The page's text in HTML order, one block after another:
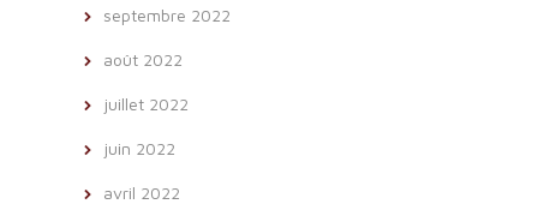
septembre 2022
août 2022
juillet 2022
juin 2022
avril 2022